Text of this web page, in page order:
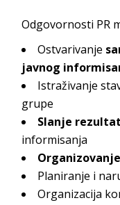
Odgovornosti PR
Ostvarivanje
javnog
Istraživanje
grupe
Slanje
informisanja
Planiranje i
Organizacija